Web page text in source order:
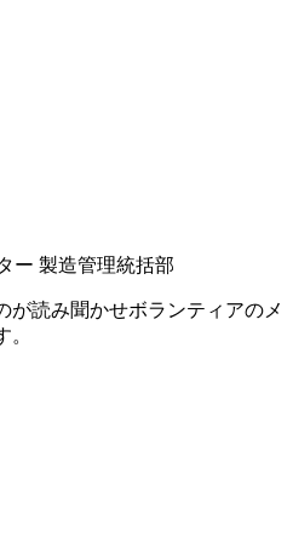
ー 製造管理統括部
が読み聞かせボランティアのメ